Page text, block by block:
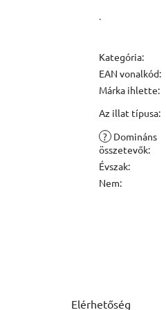
.
Kategória:
EAN vonalkód:
Márka ihlette:
Az illat típusa:
? Domináns
összetevők:
Évszak:
Nem:
Elérhetőség